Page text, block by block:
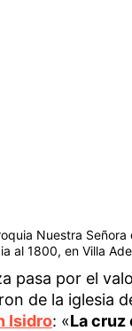
Nuestra Señora
al 1800, en Villa
pasa por el
de la iglesia
Isidro: «La cruz